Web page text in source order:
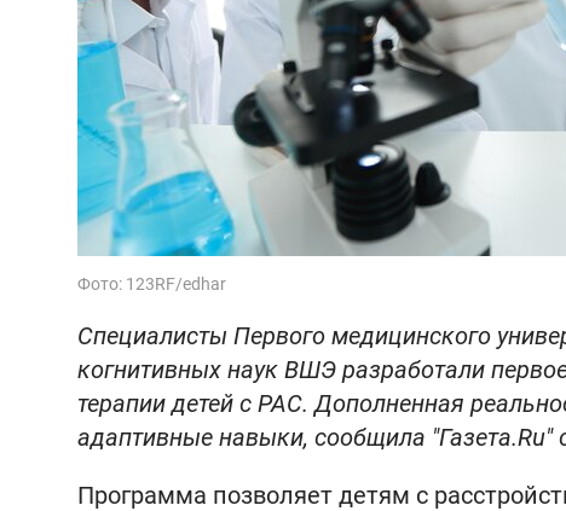
Фото: 123RF/edhar
Специалисты Первого медицинского
когнитивных наук ВШЭ разработали
терапии детей с РАС. Дополненная
адаптивные навыки, сообщила "Газета.Ru"
Программа позволяет детям с